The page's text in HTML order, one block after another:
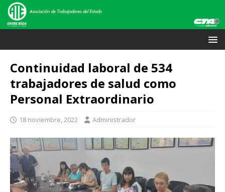
Continuidad laboral de 534
trabajadores de salud como
Personal Extraordinario
18 noviembre, 2022 Administrador